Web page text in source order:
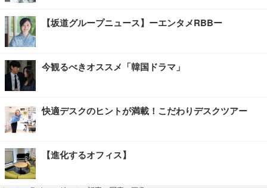
【坂道グループニュース】ーエンタメRBBー
今観るべきオススメ「韓国ドラマ」
快適デスクのヒントが満載！こだわりデスクツアー
【進化するオフィス】